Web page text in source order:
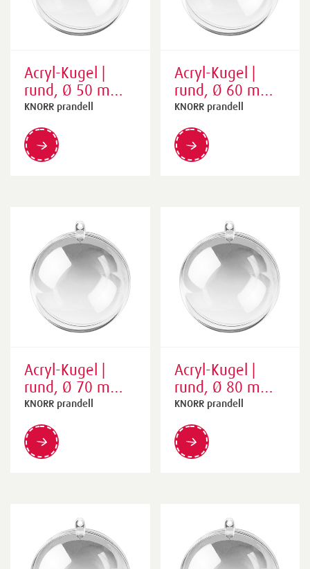
Acryl-Kugel |
rund, Ø 50 mm,
transparent
KNORR prandell
Acryl-Kugel |
rund, Ø 60 mm,
transparent
KNORR prandell
Acryl-Kugel |
rund, Ø 70 mm,
transparent
KNORR prandell
Acryl-Kugel |
rund, Ø 80 mm,
transparent
KNORR prandell